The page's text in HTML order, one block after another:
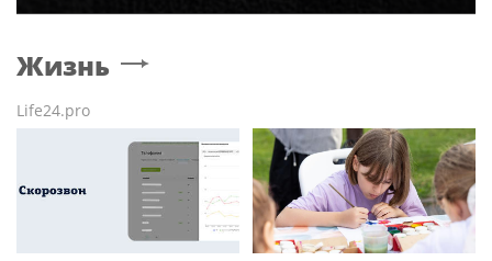
Жизнь
Life24.pro